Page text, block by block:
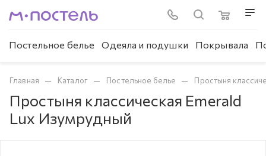
Постельное белье Одеяла и подушки Покрывала
Главная — Каталог — Постельное белье — Простыня
Простыня классическая Emerald
Lux Изумрудный